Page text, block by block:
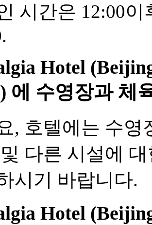
시간은 12:00
Hotel
에 수영장과 체
, 호텔에는 수영
다른 시설에
시기 바랍니다.
Hotel